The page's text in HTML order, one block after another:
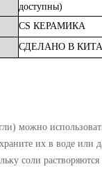
доступны)
CS КЕРАМИКА
СДЕЛАНО В
можно
их в воде или
соли